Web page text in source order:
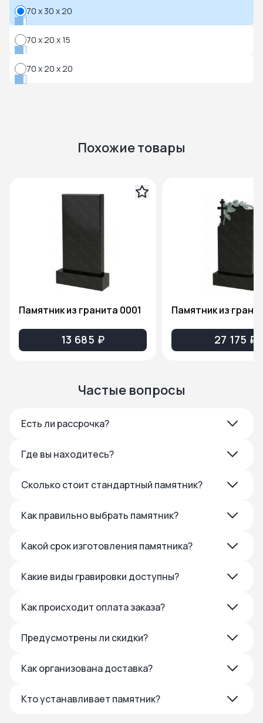
70 x 30 x 20
70 x 20 x 15
70 x 20 x 20
Похожие товары
Памятник из гранита 0001
13 685 ₽ 27 175 ₽
Частые вопросы
Есть ли рассрочка?
Где вы находитесь?
Сколько стоит стандартный памятник?
Как правильно выбрать памятник?
Какой срок изготовления памятника?
Какие виды гравировки доступны?
Как происходит оплата заказа?
Предусмотрены ли скидки?
Как организована доставка?
Кто устанавливает памятник?